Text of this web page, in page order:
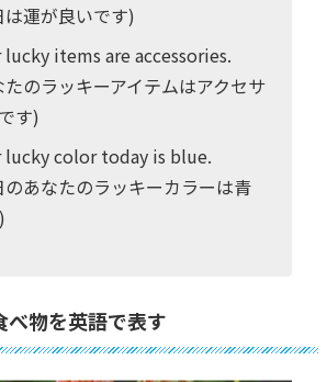
は運が良いです)
lucky items are accessories.
たのラッキーアイテムはアクセサ
す)
lucky color today is blue.
のあなたのラッキーカラーは青
べ物を英語で表す